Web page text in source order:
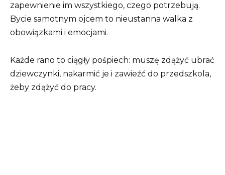
zapewnienie im wszystkiego, czego potrzebują.
Bycie samotnym ojcem to nieustanna walka z
obowiązkami i emocjami.
Każde rano to ciągły pośpiech: muszę zdążyć ubrać
dziewczynki, nakarmić je i zawieźć do przedszkola,
żeby zdążyć do pracy.